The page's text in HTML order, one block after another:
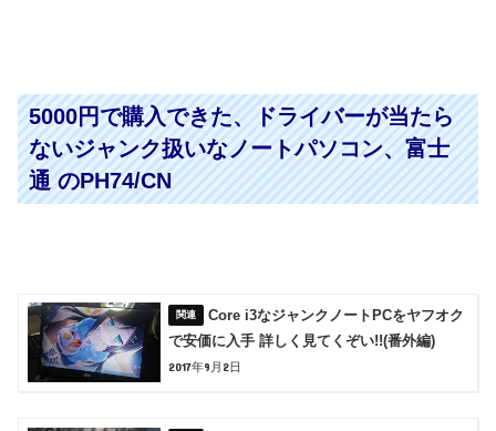
5000円で購入できた、ドライバーが当たら
ないジャンク扱いなノートパソコン、富士
通 のPH74/CN
Core i3なジャンクノートPCをヤフオク
で安価に入手 詳しく見てくぞい!!(番外編)
2017年9月2日